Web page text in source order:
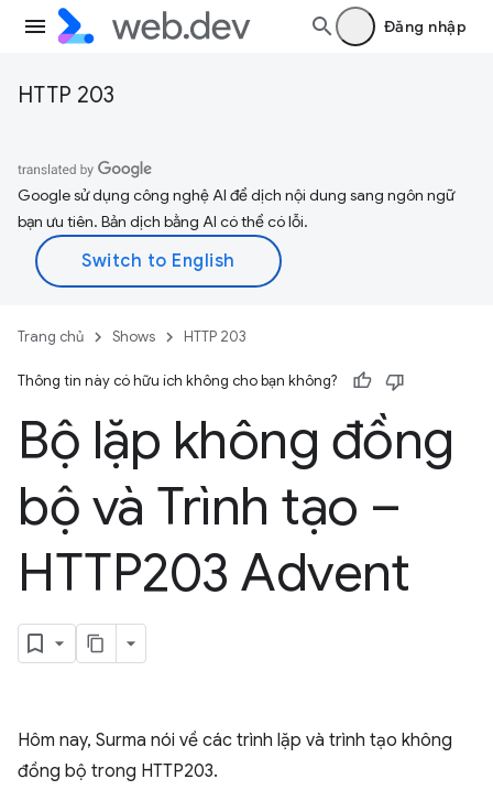
Đăng nhập
HTTP 203
Google sử dụng công nghệ AI để dịch nội dung sang ngôn ngữ
bạn ưu tiên. Bản dịch bằng AI có thể có lỗi.
Trang chủ Shows HTTP 203
Thông tin này có hữu ích không cho bạn không?
Bộ lặp không đồng
bộ và Trình tạo –
HTTP203 Advent
Hôm nay, Surma nói về các trình lặp và trình tạo không
đồng bộ trong HTTP203.